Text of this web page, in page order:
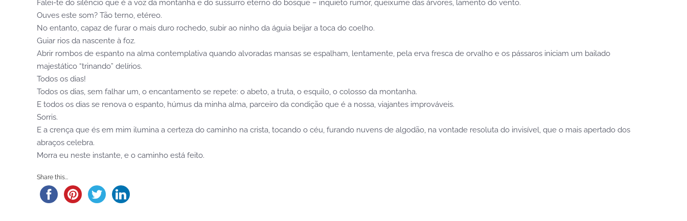
Falei-te do silêncio que é a voz da montanha e do sussurro eterno do bosque – inquieto rumor, queixume das árvores, lamento do vento.
Ouves este som? Tão terno, etéreo.
No entanto, capaz de furar o mais duro rochedo, subir ao ninho da águia beijar a toca do coelho.
Guiar rios da nascente à foz.
Abrir rombos de espanto na alma contemplativa quando alvoradas mansas se espalham, lentamente, pela erva fresca de orvalho e os pássaros iniciam um bailado
majestático “trinando” delírios.
Todos os dias!
Todos os dias, sem falhar um, o encantamento se repete: o abeto, a truta, o esquilo, o colosso da montanha.
E todos os dias se renova o espanto, húmus da minha alma, parceiro da condição que é a nossa, viajantes improváveis.
Sorris.
E a crença que és em mim ilumina a certeza do caminho na crista, tocando o céu, furando nuvens de algodão, na vontade resoluta do invisível, que o mais apertado dos
abraços celebra.
Morra eu neste instante, e o caminho está feito.
Share this...